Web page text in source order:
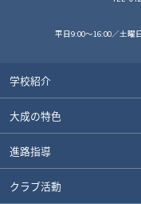
平日9:00～16:00／土
学校紹介
大成の特色
進路指導
クラブ活動